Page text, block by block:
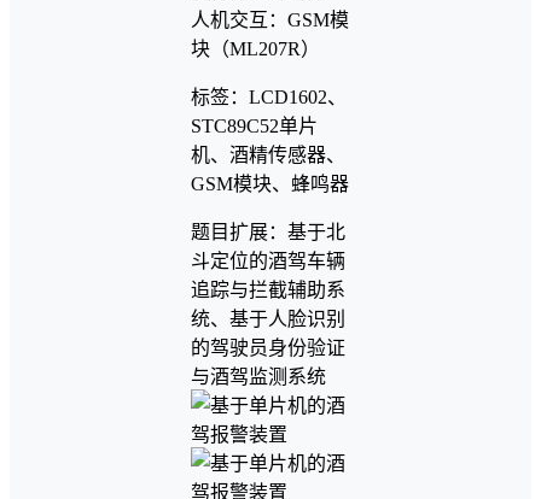
人机交互：GSM模
块（ML207R）
标签：LCD1602、
STC89C52单片
机、酒精传感器、
GSM模块、蜂鸣器
题目扩展：基于北
斗定位的酒驾车辆
追踪与拦截辅助系
统、基于人脸识别
的驾驶员身份验证
与酒驾监测系统